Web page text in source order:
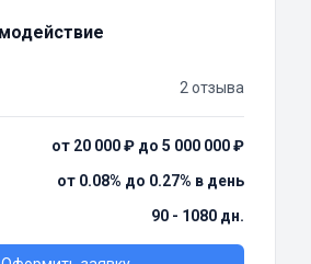
2 отзыва
от 20 000 ₽ до 5 000 000 ₽
от 0.08% до 0.27% в день
90 - 1080 дн.